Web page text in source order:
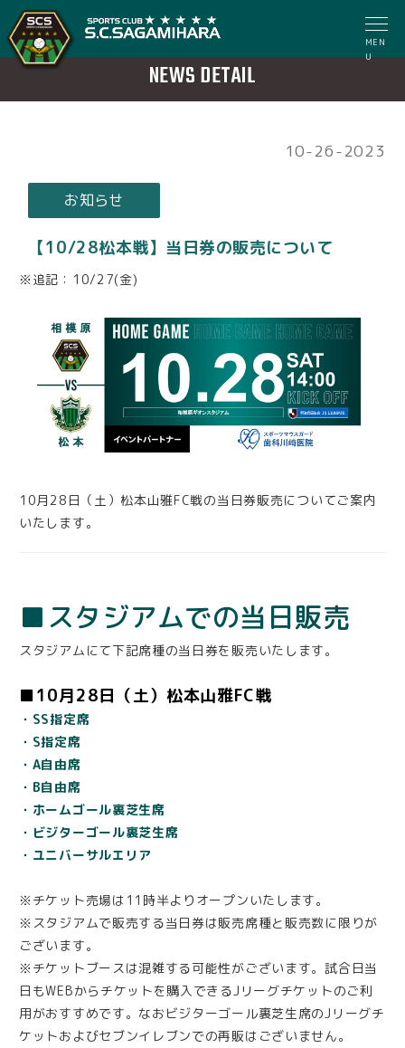
MEN
U
NEWS DETAIL
10-26-2023
お知らせ
【10/28松本戦】当日券の販売について
※追記：10/27(金)
10月28日（土）松本山雅FC戦の当日券販売についてご案内
いたします。
■スタジアムでの当日販売
スタジアムにて下記席種の当日券を販売いたします。
■10月28日（土）松本山雅FC戦
・SS指定席
・S指定席
・A自由席
・B自由席
・ホームゴール裏芝生席
・ビジターゴール裏芝生席
・ユニバーサルエリア
※チケット売場は11時半よりオープンいたします。
※スタジアムで販売する当日券は販売席種と販売数に限りが
ございます。
※チケットブースは混雑する可能性がございます。試合日当
日もWEBからチケットを購入できるJリーグチケットのご利
用がおすすめです。なおビジターゴール裏芝生席のJリーグチ
ケットおよびセブンイレブンでの再販はございません。